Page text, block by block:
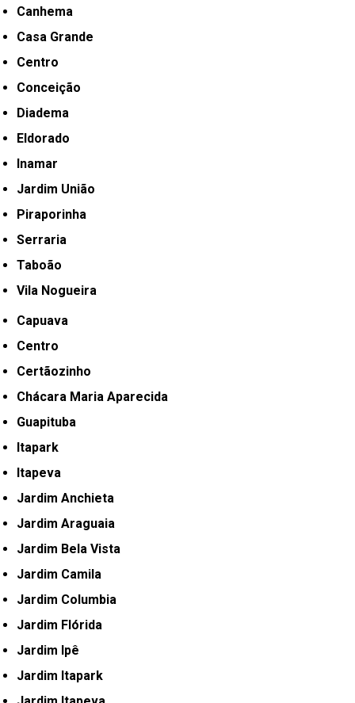
Canhema
Casa Grande
Centro
Conceição
Diadema
Eldorado
Inamar
Jardim União
Piraporinha
Serraria
Taboão
Vila Nogueira
Capuava
Centro
Certãozinho
Chácara Maria Aparecida
Guapituba
Itapark
Itapeva
Jardim Anchieta
Jardim Araguaia
Jardim Bela Vista
Jardim Camila
Jardim Columbia
Jardim Flórida
Jardim Ipê
Jardim Itapark